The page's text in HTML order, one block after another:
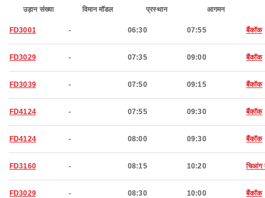
उड़ान संख्या विमान मॉडल प्रस्थान आगमन
FD3001 - 06:30 07:55 बैंकॉक
FD3029 - 07:35 09:00 बैंकॉक
FD3039 - 07:50 09:15 बैंकॉक
FD4124 - 07:55 09:30 बैंकॉक
FD4124 - 08:00 09:30 बैंकॉक
FD3160 - 08:15 10:20 चिआंग
FD3029 - 08:30 10:00 बैंकॉक